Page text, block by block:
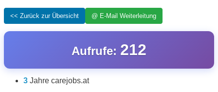
Aufrufe: 212
3 Jahre carejobs.at